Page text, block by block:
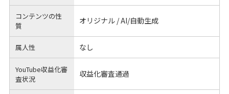
コンテンツの性
質
オリジナル / AI/自動生成
属人性 なし
YouTube収益化審
査状況
収益化審査通過